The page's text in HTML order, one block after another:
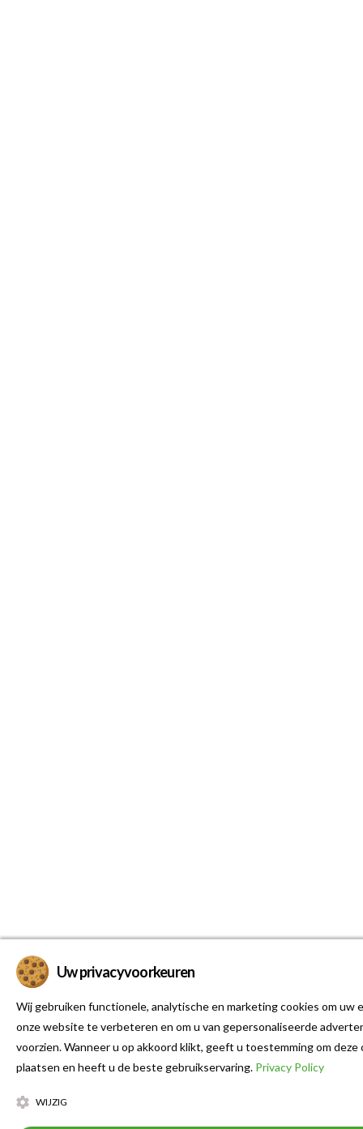
Uw privacyvoorkeuren
Wij gebruiken functionele, analytische en marketing cookies om uw
onze website te verbeteren en om u van gepersonaliseerde
voorzien. Wanneer u op akkoord klikt, geeft u toestemming om deze
plaatsen en heeft u de beste gebruikservaring. Privacy Policy
WIJZIG